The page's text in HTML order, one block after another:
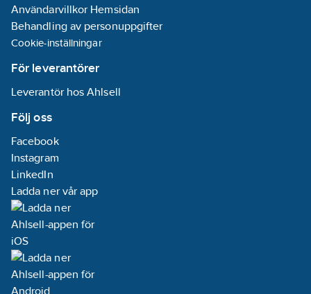
Användarvillkor Hemsidan
Behandling av personuppgifter
Cookie-inställningar
För leverantörer
Leverantör hos Ahlsell
Följ oss
Facebook
Instagram
LinkedIn
Ladda ner vår app